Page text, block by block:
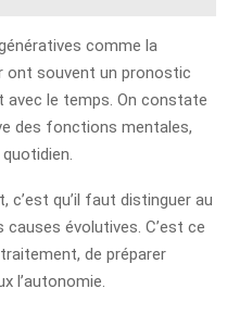
comme la
ont souvent un pronostic
avec le temps. On constate
des fonctions mentales,
c’est qu’il faut distinguer au
évolutives. C’est ce
de préparer
l’autonomie.